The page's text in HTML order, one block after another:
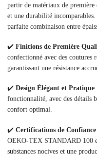
partir de matériaux de
et une durabilité
parfaite combinaison entre
✔️ Finitions de Première
confectionné avec des coutures
garantissant une résistance
✔️ Design Élégant et Pratique
fonctionnalité, avec des détails
confort optimal.
✔️ Certifications de
OEKO-TEX STANDARD 100
substances nocives et une